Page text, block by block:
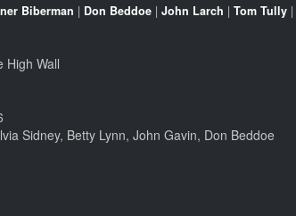
Biberman | Don Beddoe | John Larch | Tom Tully |
High Wall
Sidney, Betty Lynn, John Gavin, Don Beddoe